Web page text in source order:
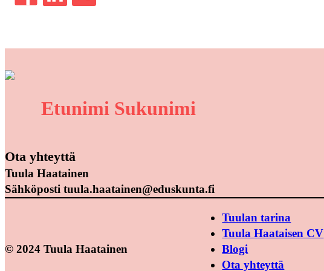
Etunimi Sukunimi
Ota yhteyttä
Tuula Haatainen
Sähköposti tuula.haatainen@eduskunta.fi
© 2024 Tuula Haatainen
Tuulan tarina
Tuula Haataisen CV
Blogi
Ota yhteyttä